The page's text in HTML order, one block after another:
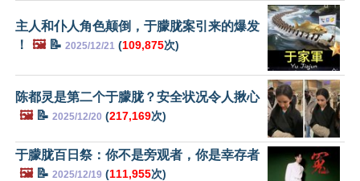
主人和仆人角色颠倒，于朦胧案引来的爆发
！
🖼️📝 2025/12/21 (109,875次)
陈都灵是第二个于朦胧？安全状况令人揪心
🖼️📝 2025/12/20 (217,169次)
于朦胧百日祭：你不是旁观者，你是幸存者
🖼️📝 2025/12/19 (111,955次)